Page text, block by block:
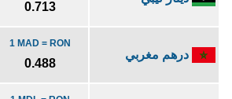
0.713
درهم مغربي
1 MAD = RON
0.488